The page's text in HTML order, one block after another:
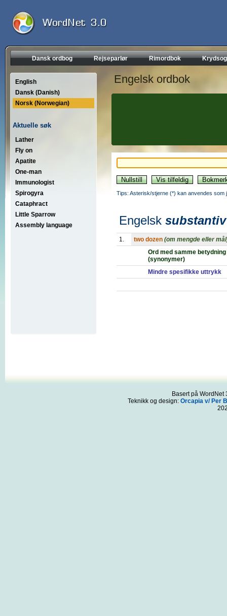
Dansk ordbog Rejseparlør Rimordbok
English
Dansk (Danish)
Norsk (Norwegian)
Aktuelle søk
Lather
Fly on
Apatite
One-man
Immunologist
Spirogyra
Cataphract
Little Sparrow
Assembly language
Engelsk ordbok
Tips: Asterisk/stjerne (*) kan anvendes som
Engelsk substantiv
1. two dozen (om mengde eller
Ord med samme betydning
(synonymer)
Mindre spesifikke uttrykk
Basert på
Teknikk og design: Orcapia v/ Per